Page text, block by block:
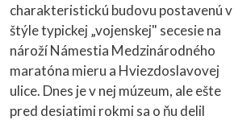
charakteristickú budovu postavenú v
štýle typickej „vojenskej" secesie na
nároží Námestia Medzinárodného
maratóna mieru a Hviezdoslavovej
ulice. Dnes je v nej múzeum, ale ešte
pred desiatimi rokmi sa o ňu delil